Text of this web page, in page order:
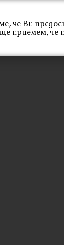
нас
че Ви
приемем, че